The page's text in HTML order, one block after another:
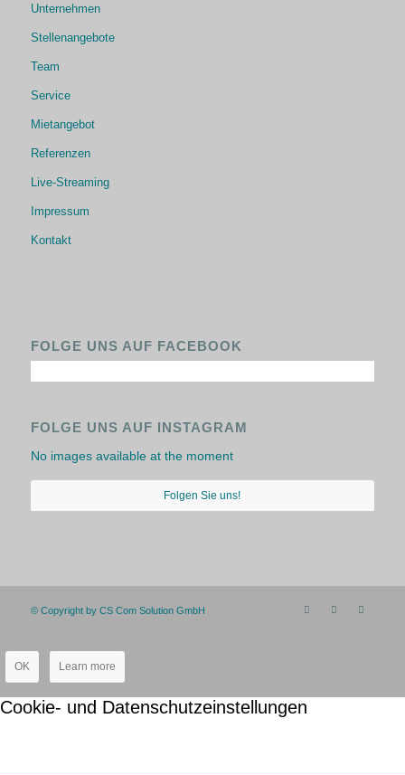
Unternehmen
Stellenangebote
Team
Service
Mietangebot
Referenzen
Live-Streaming
Impressum
Kontakt
FOLGE UNS AUF FACEBOOK
FOLGE UNS AUF INSTAGRAM
No images available at the moment
Folgen Sie uns!
© Copyright by CS Com Solution GmbH
OK Learn more
Cookie- und Datenschutzeinstellungen